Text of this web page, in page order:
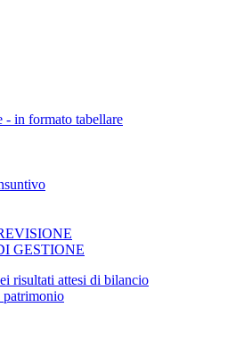
- in formato tabellare
GESTIONE
risultati attesi di bilancio
patrimonio